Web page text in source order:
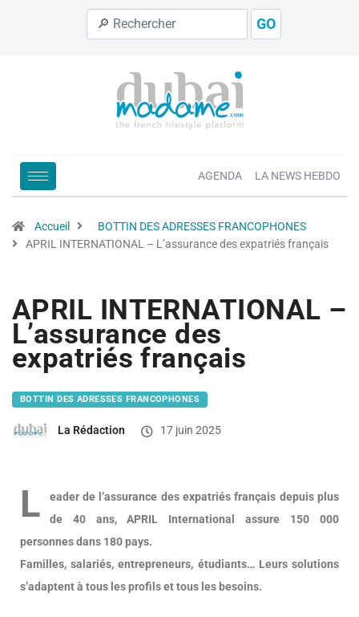
GO
AGENDA LA NEWS HEBDO
Accueil
BOTTIN DES ADRESSES FRANCOPHONES
APRIL INTERNATIONAL – L’assurance des expatriés français
APRIL INTERNATIONAL –
L’assurance des
expatriés français
BOTTIN DES ADRESSES FRANCOPHONES
La Rédaction 17 juin 2025
L
eader de l’assurance des expatriés français depuis plus
de 40 ans, APRIL International assure 150 000
personnes dans 180 pays.
Familles, salariés, entrepreneurs, étudiants… Leurs solutions
s’adaptent à tous les profils et tous les besoins.